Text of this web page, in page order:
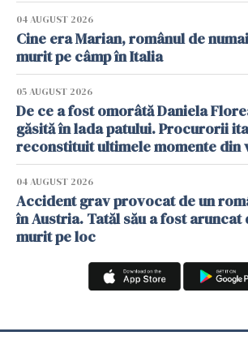
04 AUGUST 2026
Cine era Marian, românul de
murit pe câmp în Italia
05 AUGUST 2026
De ce a fost omorâtă Daniela
găsită în lada patului. Procurorii
reconstituit ultimele momente din
04 AUGUST 2026
Accident grav provocat de un
în Austria. Tatăl său a fost aruncat
murit pe loc